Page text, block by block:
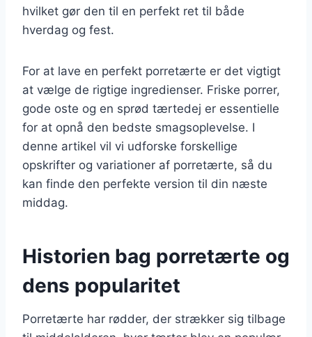
hvilket gør den til en perfekt ret til både
hverdag og fest.
For at lave en perfekt porretærte er det vigtigt
at vælge de rigtige ingredienser. Friske porrer,
gode oste og en sprød tærtedej er essentielle
for at opnå den bedste smagsoplevelse. I
denne artikel vil vi udforske forskellige
opskrifter og variationer af porretærte, så du
kan finde den perfekte version til din næste
middag.
Historien bag porretærte og
dens popularitet
Porretærte har rødder, der strækker sig tilbage